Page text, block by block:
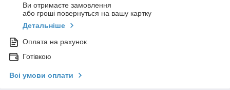
Ви отримаєте замовлення
або гроші повернуться на вашу картку
Детальніше
Оплата на рахунок
Готівкою
Всі умови оплати